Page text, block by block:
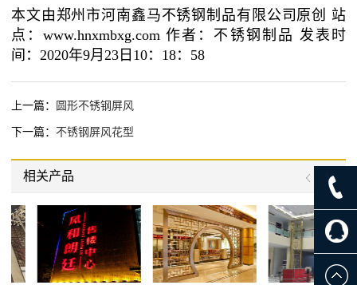
本文由郑州市河南鑫马不锈钢制品有限公司原创 站
点：www.hnxmbxg.com 作者：不锈钢制品 发表时
间：2020年9月23日10：18：58
上一篇： 圆形不锈钢屏风
下一篇： 不锈钢屏风花型
相关产品